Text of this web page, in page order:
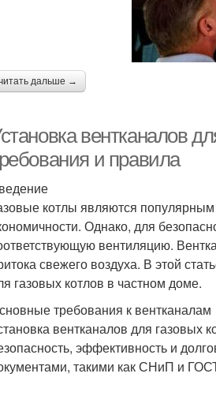
дальше →
вентканалов
и правила
котлы являются
Однако, для
вентиляцию.
свежего воздуха. В этой
газовых котлов в частном доме.
требования к вентканалам
вентканалов для газовых
эффективность и
такими как СНиП и